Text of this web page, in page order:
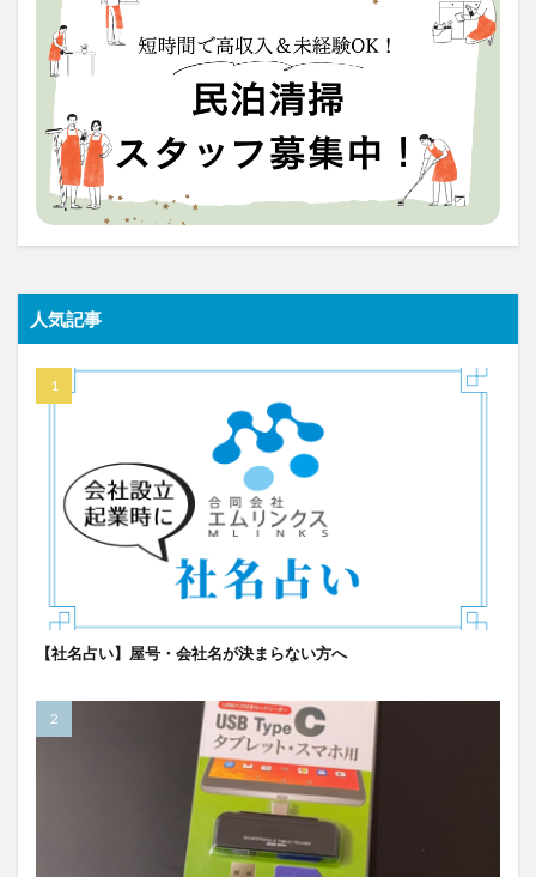
人気記事
【社名占い】屋号・会社名が決まらない方へ